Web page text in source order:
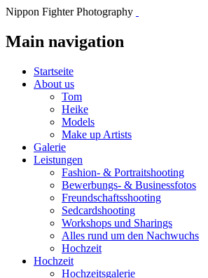
Nippon Fighter Photography
Main navigation
Startseite
About us
Tom
Heike
Models
Make up Artists
Galerie
Leistungen
Fashion- & Portraitshooting
Bewerbungs- & Businessfotos
Freundschaftsshooting
Sedcardshooting
Workshops und Sharings
Alles rund um den Nachwuchs
Hochzeit
Hochzeit
Hochzeitsgalerie